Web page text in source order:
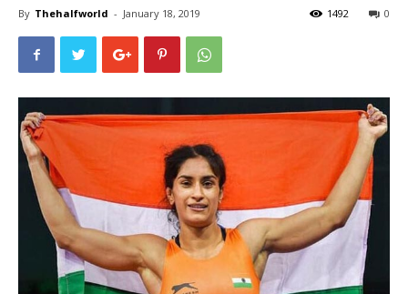
By Thehalfworld - January 18, 2019 0
1492